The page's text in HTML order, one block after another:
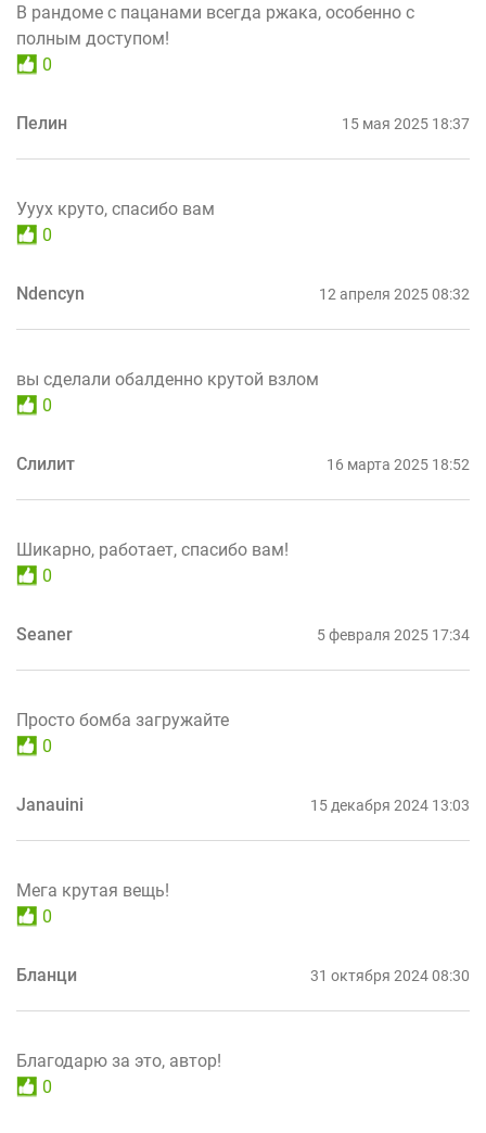
В рандоме с пацанами всегда ржака, особенно с
полным доступом!
0
Пелин 15 мая 2025 18:37
Ууух круто, спасибо вам
0
Ndencyn 12 апреля 2025 08:32
вы сделали обалденно крутой взлом
0
Слилит 16 марта 2025 18:52
Шикарно, работает, спасибо вам!
0
Seaner 5 февраля 2025 17:34
Просто бомба загружайте
0
Janauini 15 декабря 2024 13:03
Мега крутая вещь!
0
Бланци 31 октября 2024 08:30
Благодарю за это, автор!
0